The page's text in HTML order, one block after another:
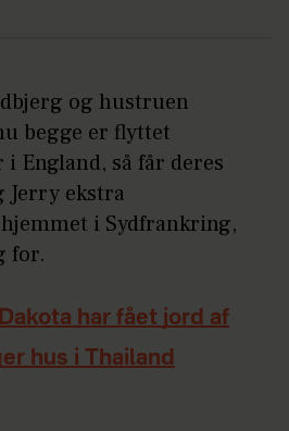
og hustruen
begge er flyttet
England, så får deres
Jerry ekstra
i Sydfrankring,
for.
har fået jord af
hus i Thailand